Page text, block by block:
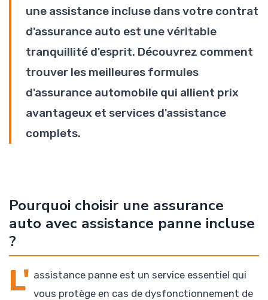
une assistance incluse dans votre contrat
d'assurance auto est une véritable
tranquillité d'esprit. Découvrez comment
trouver les meilleures formules
d'assurance automobile qui allient prix
avantageux et services d'assistance
complets.
Pourquoi choisir une assurance
auto avec assistance panne incluse
?
L' assistance panne est un service essentiel qui
vous protège en cas de dysfonctionnement de